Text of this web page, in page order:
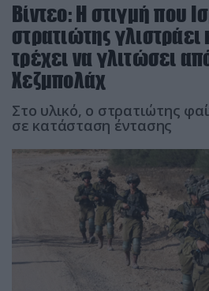
Βίντεο: Η στιγμή που
στρατιώτης
τρέχει να γλιτώσει
Χεζμπολάχ
Στο υλικό, ο στρατιώτης
σε κατάσταση έντασης